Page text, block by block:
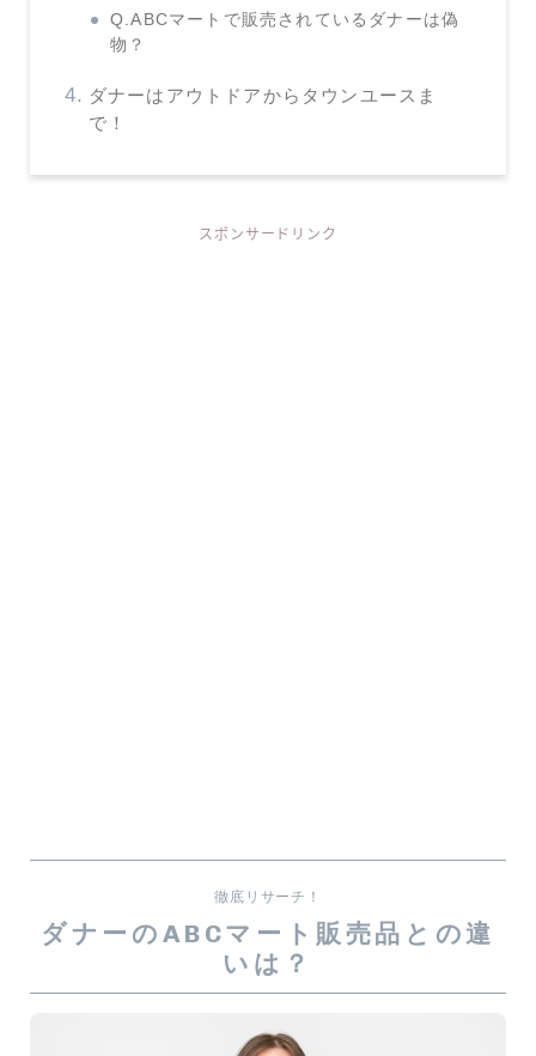
Q.ABCマートで販売されているダナーは偽
物？
ダナーはアウトドアからタウンユースま
で！
スポンサードリンク
徹底リサーチ！
ダナーのABCマート販売品との違
いは？